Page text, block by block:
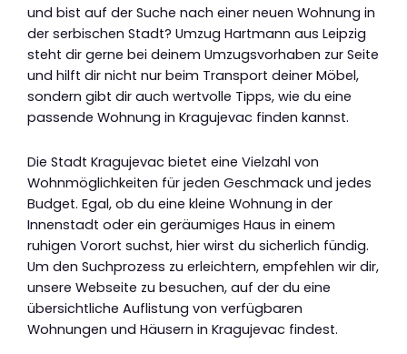
und bist auf der Suche nach einer neuen Wohnung in
der serbischen Stadt? Umzug Hartmann aus Leipzig
steht dir gerne bei deinem Umzugsvorhaben zur Seite
und hilft dir nicht nur beim Transport deiner Möbel,
sondern gibt dir auch wertvolle Tipps, wie du eine
passende Wohnung in Kragujevac finden kannst.
Die Stadt Kragujevac bietet eine Vielzahl von
Wohnmöglichkeiten für jeden Geschmack und jedes
Budget. Egal, ob du eine kleine Wohnung in der
Innenstadt oder ein geräumiges Haus in einem
ruhigen Vorort suchst, hier wirst du sicherlich fündig.
Um den Suchprozess zu erleichtern, empfehlen wir dir,
unsere Webseite zu besuchen, auf der du eine
übersichtliche Auflistung von verfügbaren
Wohnungen und Häusern in Kragujevac findest.